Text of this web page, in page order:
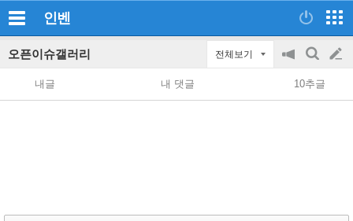
인벤
오픈이슈갤러리 전체보기
공
지
on/off
검
색
글
쓰
내글 내 댓글 10추글